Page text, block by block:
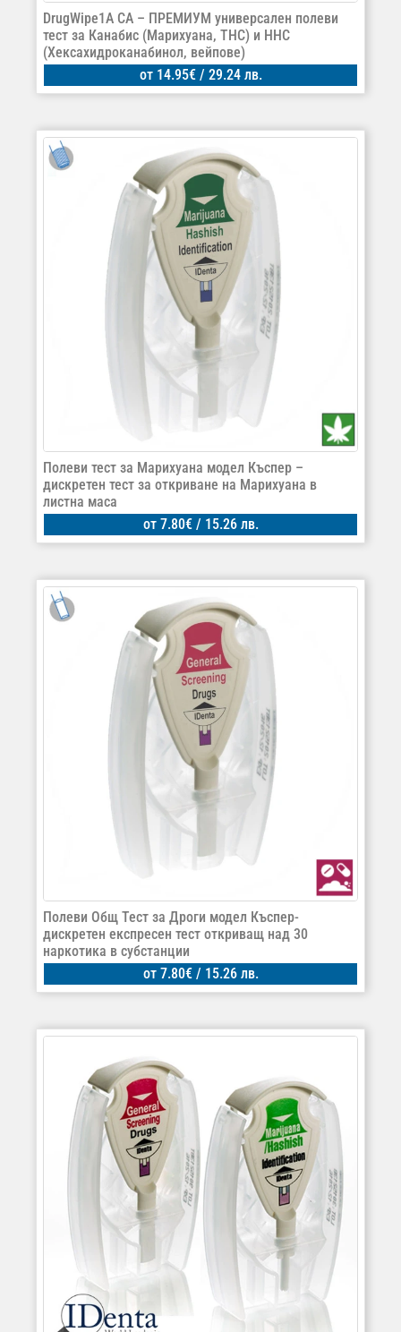
DrugWipe1A CA – ПРЕМИУМ универсален полеви
тест за Канабис (Марихуана, THC) и HHC
(Хексахидроканабинол, вейпове)
от 14.95€/ 29.24 лв.
Полеви тест за Марихуана модел Къспер –
дискретен тест за откриване на Марихуана в
листна маса
от 7.80€/ 15.26 лв.
Полеви Общ Тест за Дроги модел Къспер-
дискретен експресен тест откриващ над 30
наркотика в субстанции
от 7.80€/ 15.26 лв.